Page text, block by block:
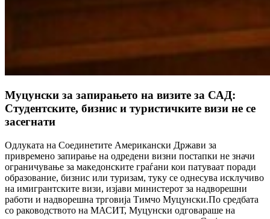
Муцунски за запирањето на визите за САД:
Студентските, бизнис и туристичките визи не се
засегнати
Одлуката на Соединетите Американски Држави за
привремено запирање на одредени визни постапки не значи
ограничување за македонските граѓани кои патуваат поради
образование, бизнис или туризам, туку се однесува исклучиво
на имигрантските визи, изјави министерот за надворешни
работи и надворешна трговија Тимчо Муцунски.По средбата
со раководството на МАСИТ, Муцунски одговараше на